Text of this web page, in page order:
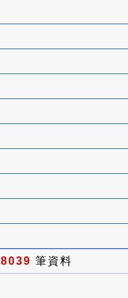
8039 筆資料